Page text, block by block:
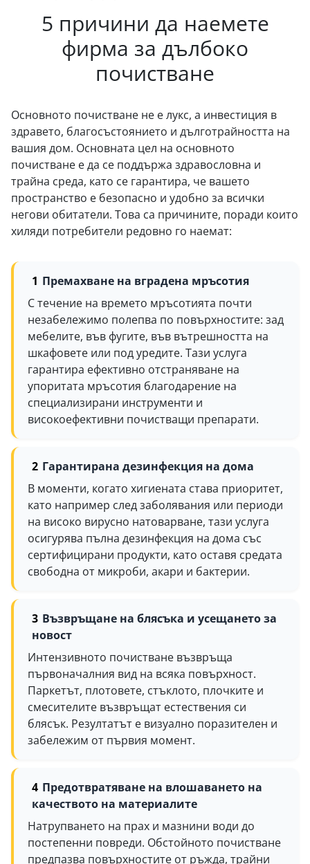
5 причини да наемете
фирма за дълбоко
почистване
Основното почистване не е лукс, а инвестиция в
здравето, благосъстоянието и дълготрайността на
вашия дом. Основната цел на основното
почистване е да се поддържа здравословна и
трайна среда, като се гарантира, че вашето
пространство е безопасно и удобно за всички
негови обитатели. Това са причините, поради които
хиляди потребители редовно го наемат:
Премахване на вградена мръсотия
С течение на времето мръсотията почти
незабележимо полепва по повърхностите: зад
мебелите, във фугите, във вътрешността на
шкафовете или под уредите. Тази услуга
гарантира ефективно отстраняване на
упоритата мръсотия благодарение на
специализирани инструменти и
високоефективни почистващи препарати.
Гарантирана дезинфекция на дома
В моменти, когато хигиената става приоритет,
като например след заболявания или периоди
на високо вирусно натоварване, тази услуга
осигурява пълна дезинфекция на дома със
сертифицирани продукти, като оставя средата
свободна от микроби, акари и бактерии.
Възвръщане на блясъка и усещането за
новост
Интензивното почистване възвръща
първоначалния вид на всяка повърхност.
Паркетът, плотовете, стъклото, плочките и
смесителите възвръщат естествения си
блясък. Резултатът е визуално поразителен и
забележим от първия момент.
Предотвратяване на влошаването на
качеството на материалите
Натрупването на прах и мазнини води до
постепенни повреди. Обстойното почистване
предпазва повърхностите от ръжда, трайни